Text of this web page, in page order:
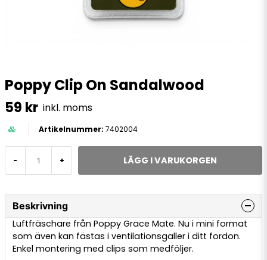
Poppy Clip On Sandalwood
59 kr inkl. moms
7402004
- + LÄGG I VARUKORGEN
Beskrivning
Luftfräschare från Poppy Grace Mate. Nu i mini format
som även kan fästas i ventilationsgaller i ditt fordon.
Enkel montering med clips som medföljer.